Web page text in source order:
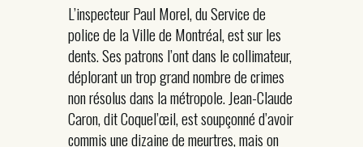
L’inspecteur Paul Morel, du Service de
police de la Ville de Montréal, est sur les
dents. Ses patrons l’ont dans le collimateur,
déplorant un trop grand nombre de crimes
non résolus dans la métropole. Jean-Claude
Caron, dit Coquel’œil, est soupçonné d’avoir
commis une dizaine de meurtres, mais on